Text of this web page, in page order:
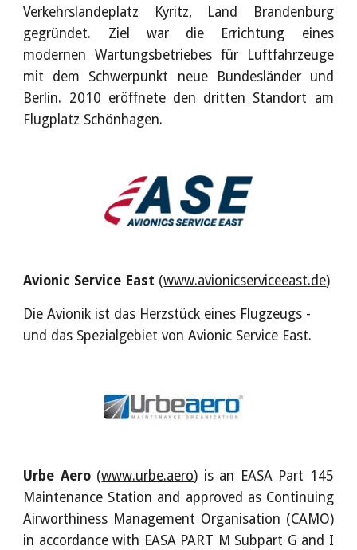
Verkehrslandeplatz Kyritz, Land Brandenburg
gegründet. Ziel war die Errichtung eines
modernen Wartungsbetriebes für Luftfahrzeuge
mit dem Schwerpunkt neue Bundesländer und
Berlin. 2010 eröffnete den dritten Standort am
Flugplatz Schönhagen.
Avionic Service East (www.avionicserviceeast.de)
Die Avionik ist das Herzstück eines Flugzeugs -
und das Spezialgebiet von Avionic Service East.
Urbe Aero(www.urbe.aero) is an EASA Part 145
Maintenance Station and approved as Continuing
Airworthiness Management Organisation (CAMO)
in accordance with EASA PART M Subpart G and I